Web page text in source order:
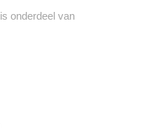
onderdeel van